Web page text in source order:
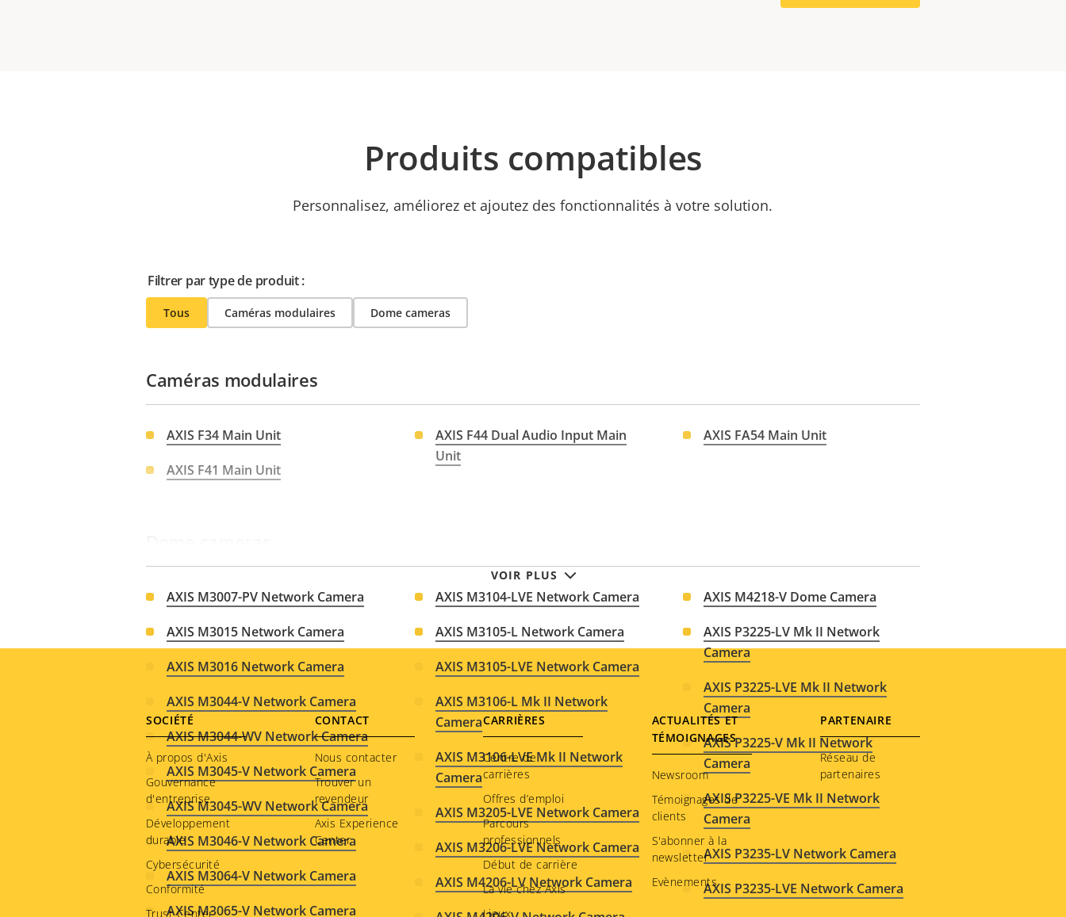
Produits compatibles
Personnalisez, améliorez et ajoutez des fonctionnalités à votre solution.
Filtrer par type de produit :
Tous Caméras modulaires Dome cameras
VOIR PLUS
Caméras modulaires
AXIS F34 Main Unit
AXIS F41 Main Unit
AXIS F44 Dual Audio Input Main
Unit
AXIS FA54 Main Unit
AXIS M3007-PV Network Camera
AXIS M3015 Network Camera
AXIS M3016 Network Camera
AXIS M3044-V Network Camera
AXIS M3044-WV Network Camera
AXIS M3045-V Network Camera
AXIS M3045-WV Network Camera
AXIS M3046-V Network Camera
AXIS M3064-V Network Camera
AXIS M3065-V Network Camera
AXIS M3104-LVE Network Camera
AXIS M3105-L Network Camera
AXIS M3105-LVE Network Camera
AXIS M3106-L Mk II Network
Camera
AXIS M3106-LVE Mk II Network
Camera
AXIS M3205-LVE Network Camera
AXIS M3206-LVE Network Camera
AXIS M4206-LV Network Camera
AXIS M4218-V Dome Camera
AXIS P3225-LV Mk II Network
Camera
AXIS P3225-LVE Mk II Network
Camera
AXIS P3225-V Mk II Network
Camera
AXIS P3225-VE Mk II Network
Camera
AXIS P3235-LV Network Camera
AXIS P3235-LVE Network Camera
Footer
menu
SOCIÉTÉ
À propos d'Axis
Gouvernance
d'entreprise
Développement
durable
Cybersécurité
Conformité
Trust Center
CONTACT
Nous contacter
Trouver un
revendeur
Axis Experience
Center
CARRIÈRES
Centre de
carrières
Offres d’emploi
Parcours
professionnels
Début de carrière
La vie chez Axis
Lieux
ACTUALITÉS ET
TÉMOIGNAGES
Newsroom
Témoignages de
clients
S'abonner à la
newsletter
Evènements
PARTENAIRE
Réseau de
partenaires